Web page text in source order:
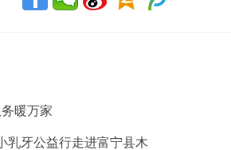
暖万家
乳牙公益行走进富宁县木